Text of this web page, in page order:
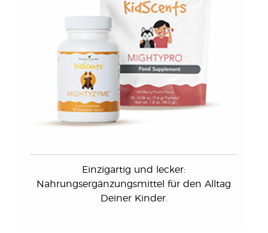
Einzigartig und lecker:
Nahrungsergänzungsmittel für den Alltag
Deiner Kinder.